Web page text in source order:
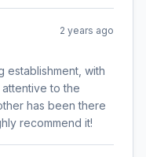
2 years ago
establishment, with
to the
has been there
recommend it!